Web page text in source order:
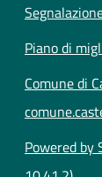
Piano di
Comune di
Powered by